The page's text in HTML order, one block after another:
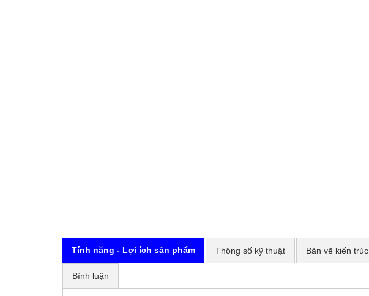
Tính năng - Lợi ích sản phẩm Thông số kỹ thuật Bản vẽ kiến trúc
Bình luận